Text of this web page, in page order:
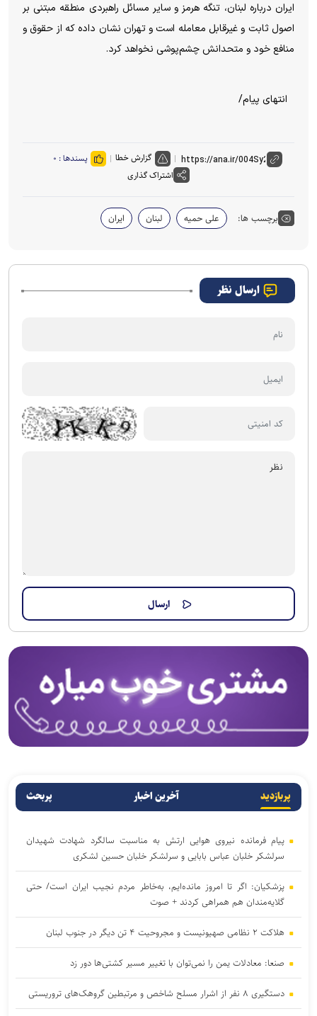
ایران درباره لبنان، تنگه هرمز و سایر مسائل راهبردی منطقه مبتنی بر
اصول ثابت و غیرقابل معامله است و تهران نشان داده که از حقوق و
منافع خود و متحدانش چشم‌پوشی نخواهد کرد.
انتهای پیام/
گزارش خطا پسندها : ۰
اشتراک گذاری
برچسب ها: علی حمیه لبنان ایران
ارسال نظر
پربازدید آخرین اخبار پربحث
پیام فرمانده نیروی هوایی ارتش به مناسبت سالگرد شهادت شهیدان
سرلشکر خلبان عباس بابایی و سرلشکر خلبان حسین لشکری
پزشکیان: اگر تا امروز مانده‌ایم، به‌خاطر مردم نجیب ایران است/ حتی
گلایه‌مندان هم همراهی کردند + صوت
هلاکت ۲ نظامی صهیونیست و مجروحیت ۴ تن دیگر در جنوب لبنان
صنعا: معادلات یمن را نمی‌توان با تغییر مسیر کشتی‌ها دور زد
دستگیری ۸ نفر از اشرار مسلح شاخص و مرتبطین گروهک‌های تروریستی